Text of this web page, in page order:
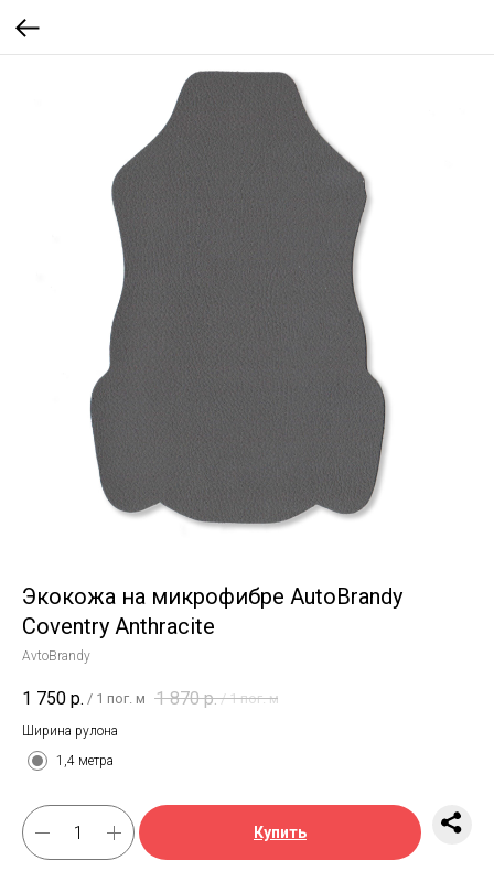
Экокожа на микрофибре AutoBrandy
Coventry Anthracite
AvtoBrandy
1 750 р. / 1 пог. м 1 870 р. / 1 пог. м
Ширина рулона
1,4 метра
Купить